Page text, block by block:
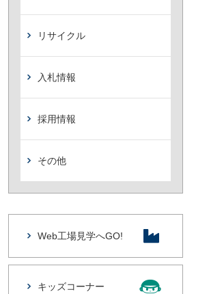
リサイクル
入札情報
採用情報
その他
Web工場見学へGO!
キッズコーナー